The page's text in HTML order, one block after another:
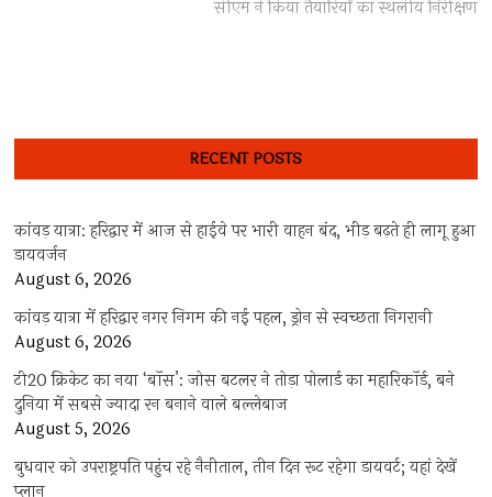
post:
सीएम ने किया तैयारियों का स्थलीय निरीक्षण
RECENT POSTS
कांवड़ यात्रा: हरिद्वार में आज से हाईवे पर भारी वाहन बंद, भीड़ बढ़ते ही लागू हुआ
डायवर्जन
August 6, 2026
कांवड़ यात्रा में हरिद्वार नगर निगम की नई पहल, ड्रोन से स्वच्छता निगरानी
August 6, 2026
टी20 क्रिकेट का नया ‘बॉस’: जोस बटलर ने तोड़ा पोलार्ड का महारिकॉर्ड, बने
दुनिया में सबसे ज्यादा रन बनाने वाले बल्लेबाज
August 5, 2026
बुधवार को उपराष्ट्रपति पहुंच रहे नैनीताल, तीन दिन रूट रहेगा डायवर्ट; यहां देखें